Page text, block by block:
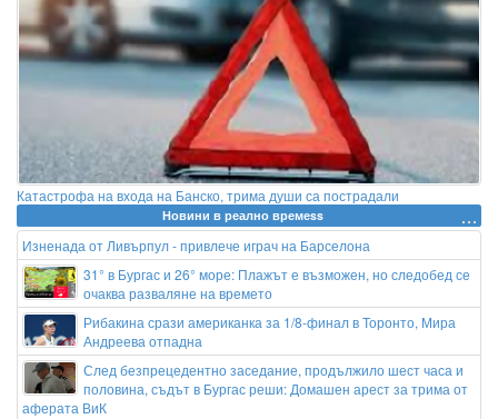
Катастрофа на входа на Банско, трима души са пострадали
Новини в реално времеss
Изненада от Ливърпул - привлече играч на Барселона
31° в Бургас и 26° море: Плажът е възможен, но следобед се
очаква разваляне на времето
Рибакина срази американка за 1/8-финал в Торонто, Мира
Андреева отпадна
След безпрецедентно заседание, продължило шест часа и
половина, съдът в Бургас реши: Домашен арест за трима от
аферата ВиК